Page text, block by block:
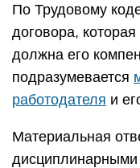
По Трудовому
договора,
должна его
подразумевается
работодателя и
Материальная
дисциплинарными